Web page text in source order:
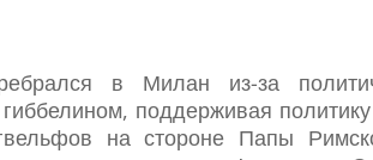
в Милан из-за
поддерживая
на стороне Папы